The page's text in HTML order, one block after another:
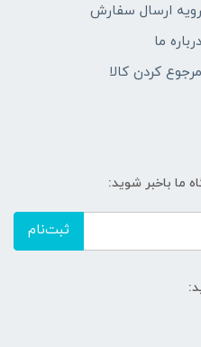
رویه ارسال سفارش
درباره ما
مرجوع کردن کالا
ما باخبر شوید:
ثبت‌نام